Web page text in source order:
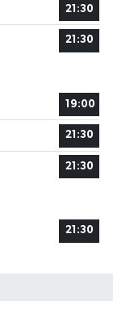
21:30
21:30
19:00
21:30
21:30
21:30